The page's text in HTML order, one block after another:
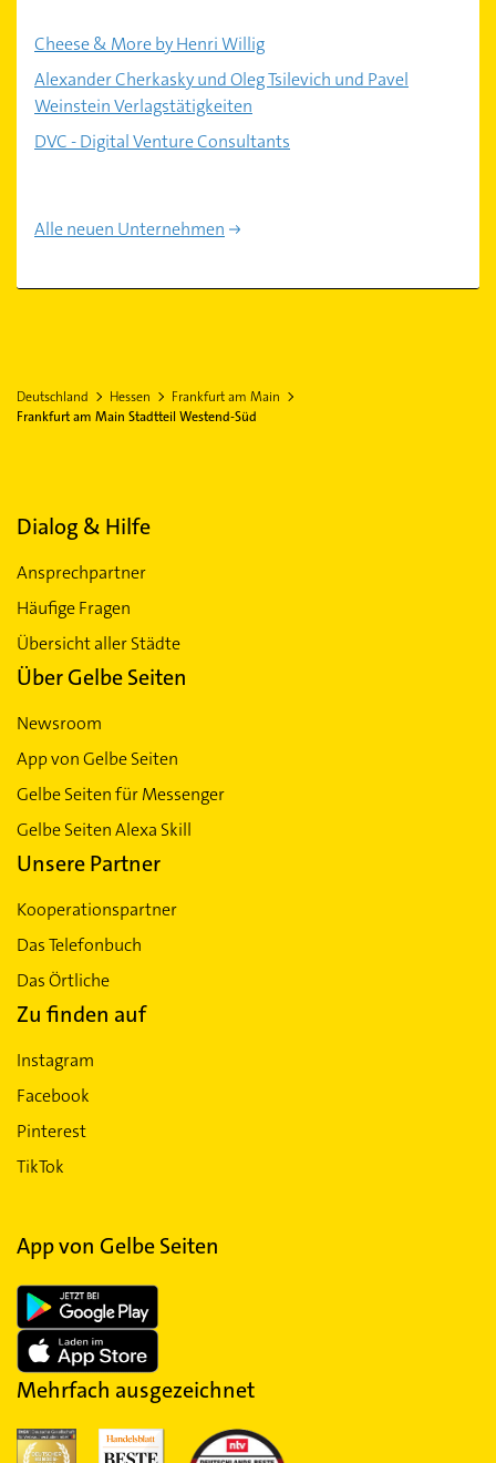
Cheese & More by Henri Willig
Alexander Cherkasky und Oleg Tsilevich und Pavel
Weinstein Verlagstätigkeiten
DVC - Digital Venture Consultants
Alle neuen Unternehmen
Deutschland Hessen
Frankfurt am Main
Frankfurt am Main Stadtteil Westend-Süd
Dialog & Hilfe
Ansprechpartner
Häufige Fragen
Übersicht aller Städte
Über Gelbe Seiten
Newsroom
App von Gelbe Seiten
Gelbe Seiten für Messenger
Gelbe Seiten Alexa Skill
Unsere Partner
Kooperationspartner
Das Telefonbuch
Das Örtliche
Zu finden auf
Instagram
Facebook
Pinterest
TikTok
App von Gelbe Seiten
Mehrfach ausgezeichnet